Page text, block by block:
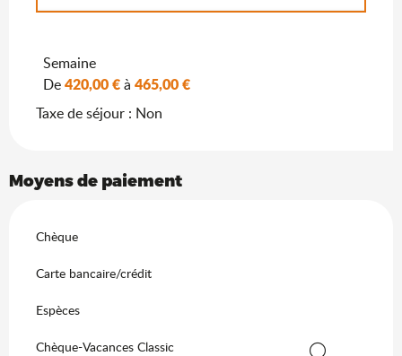
Semaine
De420,00 €à 465,00 €
Taxe de séjour : Non
Moyens de paiement
Chèque
Carte bancaire/crédit
Espèces
Chèque-Vacances Classic